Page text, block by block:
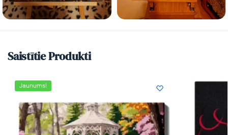
Saistītie Produkti
Jaunums!